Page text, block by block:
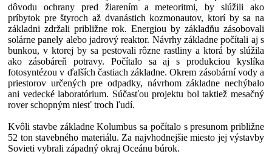
dôvodu ochrany pred žiarením a meteoritmi, by slúžili ako
príbytok pre štyroch až dvanástich kozmonautov, ktorí by sa na
základni zdržali približne rok. Energiou by základňu zásobovali
solárne panely alebo jadrový reaktor. Návrhy základne počítali aj s
bunkou, v ktorej by sa pestovali rôzne rastliny a ktorá by slúžila
ako zásobáreň potravy. Počítalo sa aj s produkciou kyslíka
fotosyntézou v ďalších častiach základne. Okrem zásobární vody a
priestorov určených pre odpadky, návrhom základne nechýbalo
ani vedecké laboratórium. Súčasťou projektu bol taktiež mesačný
rover schopným niesť troch ľudí.
Kvôli stavbe základne Kolumbus sa počítalo s presunom približne
52 ton stavebného materiálu. Za najvhodnejšie miesto jej výstavby
Sovieti vybrali západný okraj Oceánu búrok.